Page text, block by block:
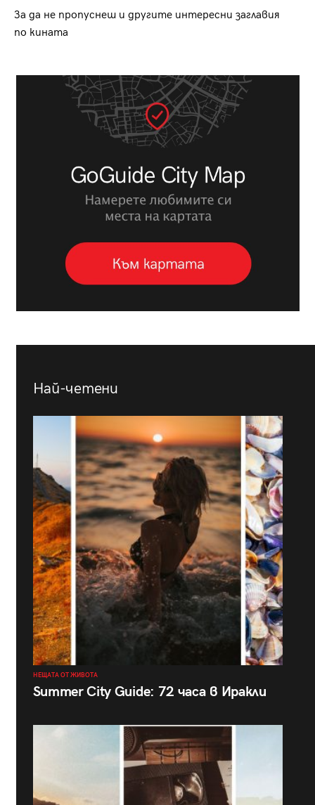
За да не пропуснеш и другите интересни заглавия
по кината
Най-четени
НЕЩАТА ОТ ЖИВОТА
Summer City Guide: 72 часа в Иракли